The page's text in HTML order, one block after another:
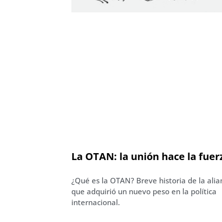
La OTAN: la unión hace la
¿Qué es la OTAN? Breve historia de la
que adquirió un nuevo peso en la política
internacional.